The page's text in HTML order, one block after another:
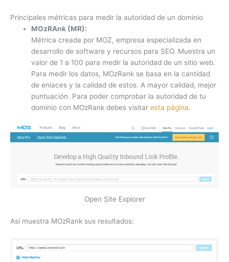
Principales métricas para medir la autoridad de un dominio
MOzRAnk (MR):
Métrica creada por MOZ, empresa especializada en
desarrollo de software y recursos para SEO. Muestra un
valor de 1 a 100 para medir la autoridad de un sitio web.
Para medir los datos, MOzRank se basa en la cantidad
de enlaces y la calidad de estos. A mayor calidad, mejor
puntuación. Para poder comprobar la autoridad de tu
dominio con MOzRank debes visitaresta página.
Open Site Explorer
Así muestra MOzRank sus resultados: